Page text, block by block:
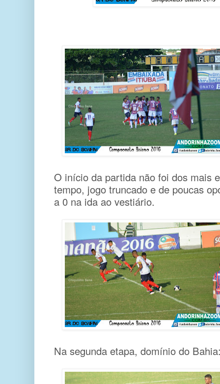
O início da partida não foi dos mais
tempo, jogo truncado e de poucas
a 0 na ida ao vestiário.
Na segunda etapa, domínio do